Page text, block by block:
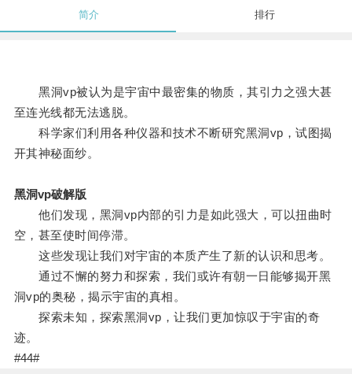
简介 排行
黑洞vp被认为是宇宙中最密集的物质，其引力之强大甚
至连光线都无法逃脱。
科学家们利用各种仪器和技术不断研究黑洞vp，试图揭
开其神秘面纱。
黑洞vp破解版
他们发现，黑洞vp内部的引力是如此强大，可以扭曲时
空，甚至使时间停滞。
这些发现让我们对宇宙的本质产生了新的认识和思考。
通过不懈的努力和探索，我们或许有朝一日能够揭开黑
洞vp的奥秘，揭示宇宙的真相。
探索未知，探索黑洞vp，让我们更加惊叹于宇宙的奇
迹。
#44#